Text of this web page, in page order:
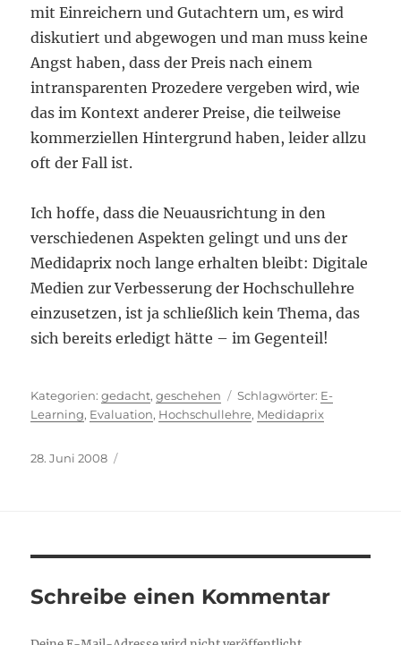
mit Einreichern und Gutachtern um, es wird
diskutiert und abgewogen und man muss keine
Angst haben, dass der Preis nach einem
intransparenten Prozedere vergeben wird, wie
das im Kontext anderer Preise, die teilweise
kommerziellen Hintergrund haben, leider allzu
oft der Fall ist.
Ich hoffe, dass die Neuausrichtung in den
verschiedenen Aspekten gelingt und uns der
Medidaprix noch lange erhalten bleibt: Digitale
Medien zur Verbesserung der Hochschullehre
einzusetzen, ist ja schließlich kein Thema, das
sich bereits erledigt hätte – im Gegenteil!
Kategorien
gedacht,geschehen Schlagwörter
E-
Learning, Evaluation, Hochschullehre, Medidaprix
Veröffentlicht
28. Juni 2008
Schreibe einen Kommentar